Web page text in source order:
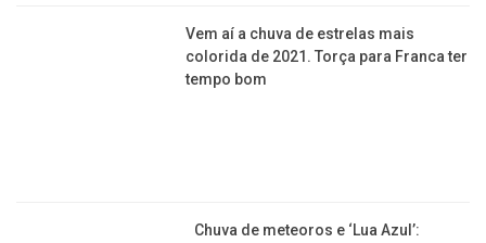
Vem aí a chuva de estrelas mais
colorida de 2021. Torça para Franca ter
tempo bom
Chuva de meteoros e ‘Lua Azul’: